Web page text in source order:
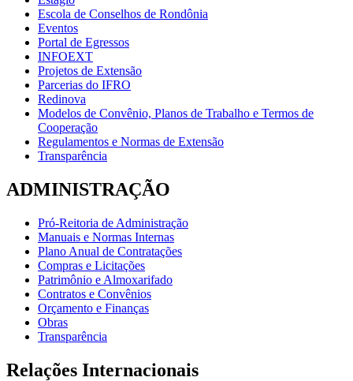
Escola de Conselhos de Rondônia
Eventos
Portal de Egressos
INFOEXT
Projetos de Extensão
Parcerias do IFRO
Redinova
Modelos de Convênio, Planos de Trabalho e Termos de
Cooperação
Regulamentos e Normas de Extensão
Transparência
ADMINISTRAÇÃO
Pró-Reitoria de Administração
Manuais e Normas Internas
Plano Anual de Contratações
Compras e Licitações
Patrimônio e Almoxarifado
Contratos e Convênios
Orçamento e Finanças
Obras
Transparência
Relações Internacionais